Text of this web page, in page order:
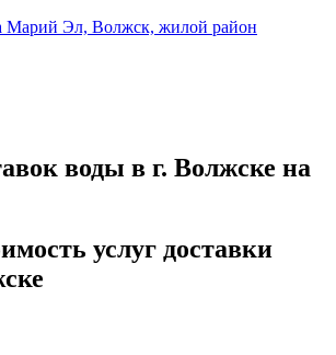
Марий Эл, Волжск, жилой район
воды в г. Волжске на
услуг доставки